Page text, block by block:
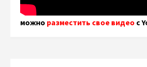
можно разместить свое видео с